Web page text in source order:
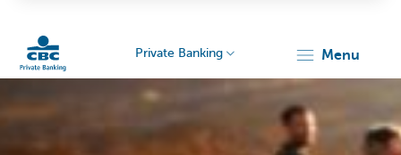
Private Banking menu